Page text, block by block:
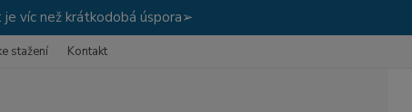
víc než krátkodobá úspora➢
stažení Kontakt